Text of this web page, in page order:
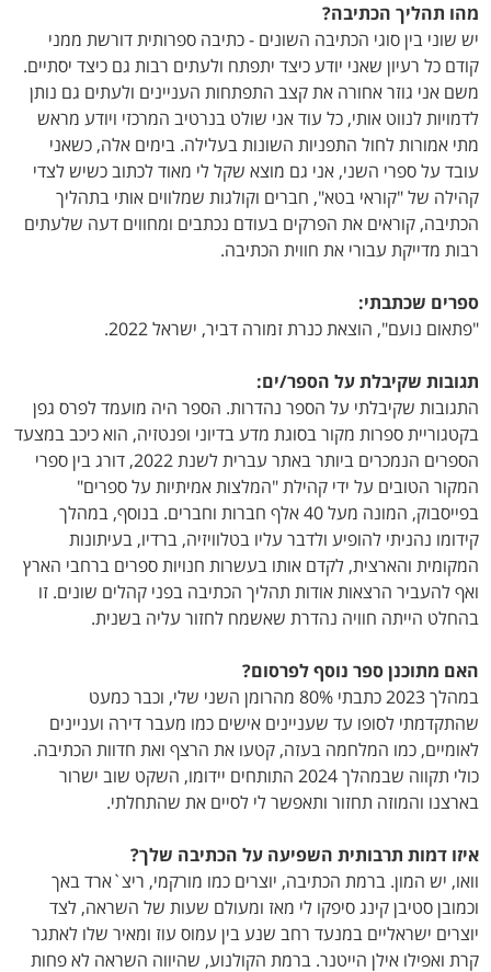
מהו תהליך הכתיבה?
יש שוני בין סוגי הכתיבה השונים - כתיבה ספרותית דורשת ממני
קודם כל רעיון שאני יודע כיצד יתפתח ולעתים רבות גם כיצד יסתיים.
משם אני גוזר אחורה את קצב התפתחות העניינים ולעתים גם נותן
לדמויות לנווט אותי, כל עוד אני שולט בנרטיב המרכזי ויודע מראש
מתי אמורות לחול התפניות השונות בעלילה. בימים אלה, כשאני
עובד על ספרי השני, אני גם מוצא שקל לי מאוד לכתוב כשיש לצדי
קהילה של "קוראי בטא", חברים וקולגות שמלווים אותי בתהליך
הכתיבה, קוראים את הפרקים בעודם נכתבים ומחווים דעה שלעתים
רבות מדייקת עבורי את חווית הכתיבה.
ספרים שכתבתי:
"פתאום נועם", הוצאת כנרת זמורה דביר, ישראל 2022.
תגובות שקיבלת על הספר/ים:
התגובות שקיבלתי על הספר נהדרות. הספר היה מועמד לפרס גפן
בקטגוריית ספרות מקור בסוגת מדע בדיוני ופנטזיה, הוא כיכב במצעד
הספרים הנמכרים ביותר באתר עברית לשנת 2022, דורג בין ספרי
המקור הטובים על ידי קהילת "המלצות אמיתיות על ספרים"
בפייסבוק, המונה מעל 40 אלף חברות וחברים. בנוסף, במהלך
קידומו נהניתי להופיע ולדבר עליו בטלוויזיה, ברדיו, בעיתונות
המקומית והארצית, לקדם אותו בעשרות חנויות ספרים ברחבי הארץ
ואף להעביר הרצאות אודות תהליך הכתיבה בפני קהלים שונים. זו
בהחלט הייתה חוויה נהדרת שאשמח לחזור עליה בשנית.
האם מתוכנן ספר נוסף לפרסום?
במהלך 2023 כתבתי 80% מהרומן השני שלי, וכבר כמעט
שהתקדמתי לסופו עד שעניינים אישים כמו מעבר דירה ועניינים
לאומיים, כמו המלחמה בעזה, קטעו את הרצף ואת חדוות הכתיבה.
כולי תקווה שבמהלך 2024 התותחים יידומו, השקט שוב ישרור
בארצנו והמוזה תחזור ותאפשר לי לסיים את שהתחלתי.
איזו דמות תרבותית השפיעה על הכתיבה שלך?
וואו, יש המון. ברמת הכתיבה, יוצרים כמו מורקמי, ריצ`ארד באך
וכמובן סטיבן קינג סיפקו לי מאז ומעולם שעות של השראה, לצד
יוצרים ישראליים במנעד רחב שנע בין עמוס עוז ומאיר שלו לאתגר
קרת ואפילו אילן הייטנר. ברמת הקולנוע, שהיווה השראה לא פחות